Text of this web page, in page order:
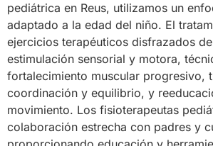
pediátrica en Reus, utilizamos un
adaptado a la edad del niño. El
ejercicios terapéuticos disfrazados
estimulación sensorial y motora,
fortalecimiento muscular progresivo,
coordinación y equilibrio, y
movimiento. Los fisioterapeutas
colaboración estrecha con padres y